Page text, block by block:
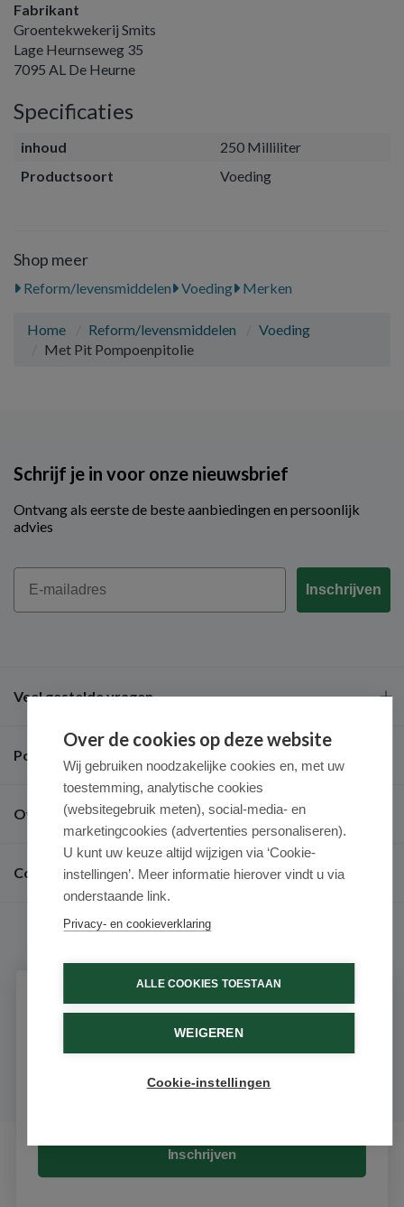
Fabrikant
Groentekwekerij Smits
Lage Heurnseweg 35
7095 AL De Heurne
Specificaties
inhoud
250 Milliliter
Productsoort
Voeding
Shop meer
Reform/levensmiddelen Voeding Merken
Home Reform/levensmiddelen
Voeding
Met Pit Pompoenpitolie
Schrijf je in voor onze nieuwsbrief
Ontvang als eerste de beste aanbiedingen en persoonlijk
advies
Email
Inschrijven
Veel gestelde vragen
Populaire merken
Over ons
Contact
© 2026 - Medimart.be.
Over de cookies op deze website
Wij gebruiken noodzakelijke cookies en, met uw
toestemming, analytische cookies
(websitegebruik meten), social-media- en
marketingcookies (advertenties personaliseren).
U kunt uw keuze altijd wijzigen via ‘Cookie-
instellingen’. Meer informatie hierover vindt u via
onderstaande link.
Privacy- en cookieverklaring
ALLE COOKIES TOESTAAN
WEIGEREN
Cookie-instellingen
Schrijf je in voor onze nieuwsbrief
Ontvang als eerste de beste aanbiedingen en persoonlijk
advies
Inschrijven